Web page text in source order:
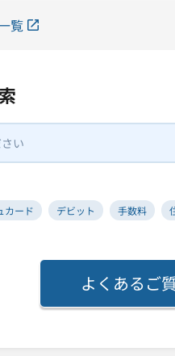
覧
カード デビット 手数料
よくあるご